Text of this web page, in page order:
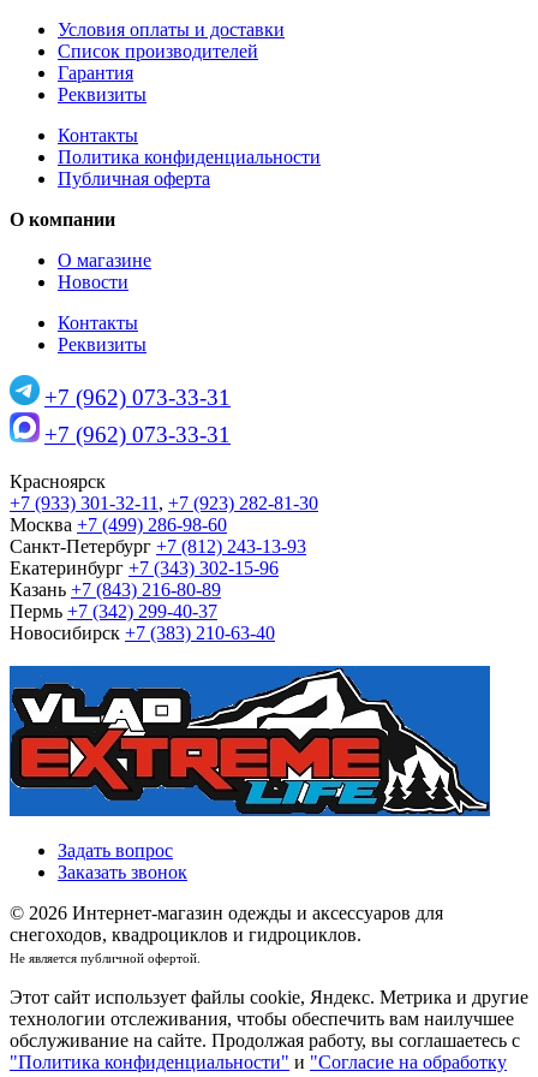
Условия оплаты и доставки
Список производителей
Гарантия
Реквизиты
Контакты
Политика конфиденциальности
Публичная оферта
О компании
О магазине
Новости
Контакты
Реквизиты
+7 (962) 073-33-31
+7 (962) 073-33-31
Красноярск
+7 (933) 301-32-11 , +7 (923) 282-81-30
Москва +7 (499) 286-98-60
Санкт-Петербург +7 (812) 243-13-93
Екатеринбург +7 (343) 302-15-96
Казань +7 (843) 216-80-89
Пермь +7 (342) 299-40-37
Новосибирск +7 (383) 210-63-40
Задать вопрос
Заказать звонок
© 2026 Интернет-магазин одежды и аксессуаров для
снегоходов, квадроциклов и гидроциклов.
Не является публичной офертой.
Этот сайт использует файлы cookie, Яндекс. Метрика и другие
технологии отслеживания, чтобы обеспечить вам наилучшее
обслуживание на сайте. Продолжая работу, вы соглашаетесь с
"Политика конфиденциальности" и "Согласие на обработку